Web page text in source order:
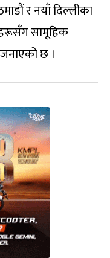
र नयाँ दिल्लीका
सामूहिक
छ ।